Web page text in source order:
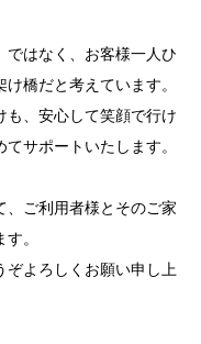
ではなく、お客様一人ひ
橋だと考えています。
も、安心して笑顔で行け
サポートいたします。
、ご利用者様とそのご家
。
ぞよろしくお願い申し上